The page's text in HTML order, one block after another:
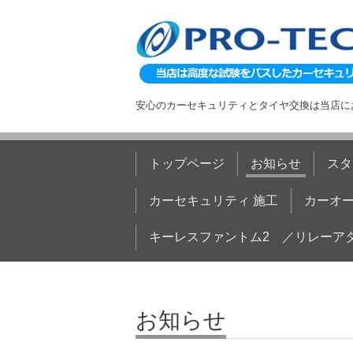
安心のカーセキュリティとタイヤ交換は当店
トップページ お知らせ ス
カーセキュリティ 施工 カーオ
キーレスファントム2 ／リレーア
お知らせ